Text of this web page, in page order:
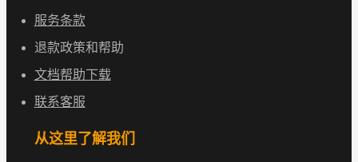
服务条款
退款政策和帮助
文档帮助下载
联系客服
从这里了解我们